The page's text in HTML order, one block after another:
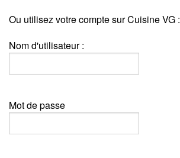
Ou utilisez votre compte sur Cuisine VG :
Nom d'utilisateur :
Mot de passe